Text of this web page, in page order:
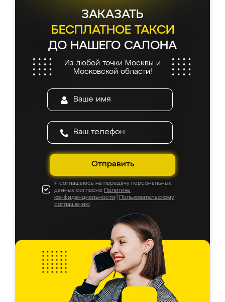
ЗАКАЗАТЬ
БЕСПЛАТНОЕ ТАКСИ
ДО НАШЕГО САЛОНА
Из любой точки Москвы и
Московской области!
Отправить
Я соглашаюсь на передачу персональных
данных согласно Политике
конфиденциальности
Пользовательскому
соглашению